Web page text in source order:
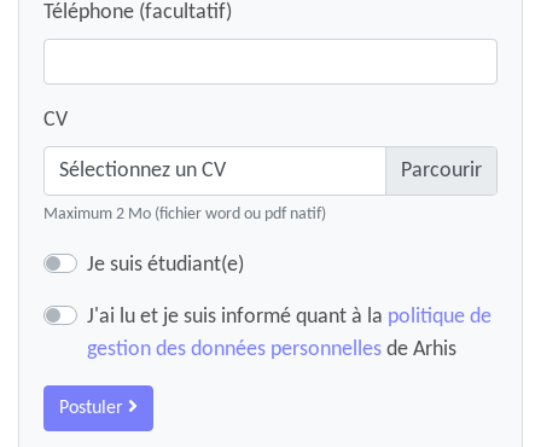
Téléphone (facultatif)
CV
Sélectionnez un CV
Maximum 2 Mo (fichier word ou pdf natif)
Je suis étudiant(e)
J'ai lu et je suis informé quant à la politique de
gestion des données personnelles de Arhis
Postuler